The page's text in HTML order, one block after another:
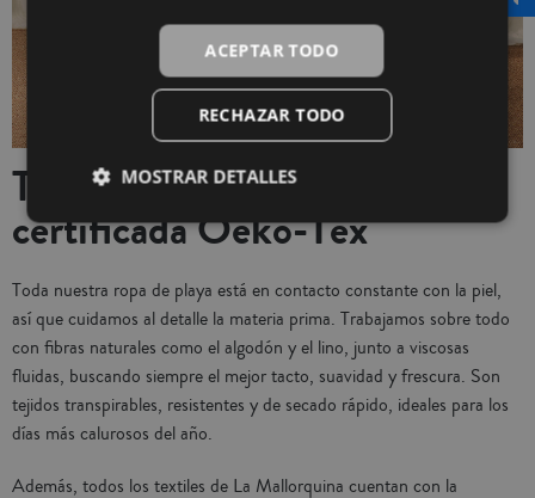
Tejidos naturales y calidad
certificada Oeko-Tex
Toda nuestra ropa de playa está en contacto constante con la piel,
así que cuidamos al detalle la materia prima. Trabajamos sobre todo
con fibras naturales como el algodón y el lino, junto a viscosas
fluidas, buscando siempre el mejor tacto, suavidad y frescura. Son
tejidos transpirables, resistentes y de secado rápido, ideales para los
días más calurosos del año.
Además, todos los textiles de La Mallorquina cuentan con la
ACEPTAR TODO
RECHAZAR TODO
MOSTRAR DETALLES